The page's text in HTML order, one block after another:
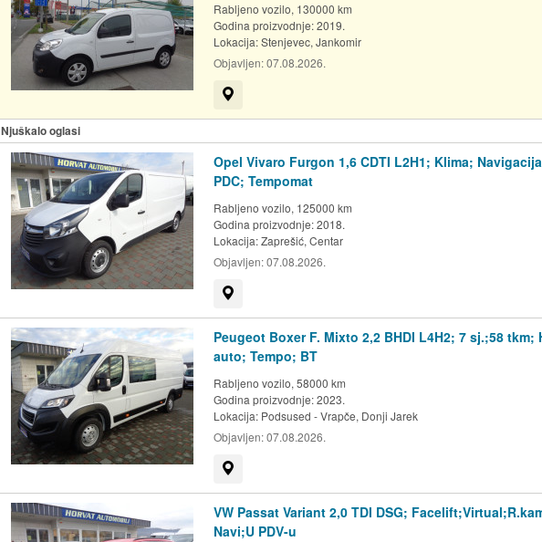
Rabljeno vozilo, 130000 km
Godina proizvodnje: 2019.
Lokacija:Stenjevec, Jankomir
Objavljen:07.08.2026.
Njuškalo oglasi
Opel Vivaro Furgon 1,6 CDTI L2H1; Klima;
PDC; Tempomat
Rabljeno vozilo, 125000 km
Godina proizvodnje: 2018.
Lokacija:Zaprešić, Centar
Objavljen:07.08.2026.
Peugeot Boxer F. Mixto 2,2 BHDI L4H2; 7 sj.;58 tkm;
auto; Tempo; BT
Rabljeno vozilo, 58000 km
Godina proizvodnje: 2023.
Lokacija: Podsused - Vrapče, Donji Jarek
Objavljen:07.08.2026.
VW Passat Variant 2,0 TDI DSG;
Navi;U PDV-u